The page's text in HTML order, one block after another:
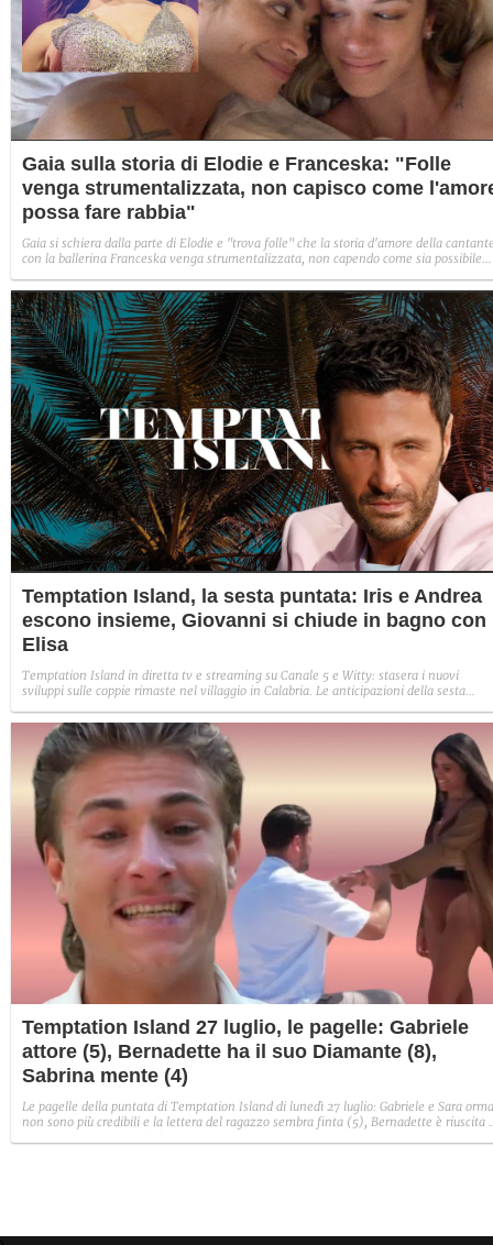
Gaia sulla storia di Elodie e Franceska: "Folle
venga strumentalizzata, non capisco come
possa fare rabbia"
Gaia si schiera dalla parte di Elodie e "trova folle" che la storia d'amore della
con la ballerina Franceska venga strumentalizzata, non capendo come sia possibile
Temptation Island, la sesta puntata: Iris e Andrea
escono insieme, Giovanni si chiude in bagno con
Elisa
Temptation Island in diretta tv e streaming su Canale 5 e Witty: stasera i nuovi
sviluppi sulle coppie rimaste nel villaggio in Calabria. Le anticipazioni della sesta
Sabrina rifiuta il falò con Giovanni e si avvicina a Lory.
Temptation Island 27 luglio, le pagelle: Gabriele
attore (5), Bernadette ha il suo Diamante (8),
Sabrina mente (4)
Le pagelle della puntata di Temptation Island di lunedì 27 luglio: Gabriele e Sara
non sono più credibili e la lettera del ragazzo sembra finta (5), Bernadette è riuscita